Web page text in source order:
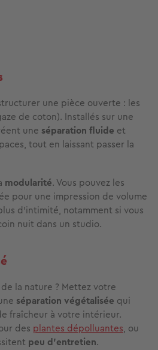
une pièce ouverte : les
de coton). Installés sur une
une séparation fluide et
tout en laissant passer la
modularité. Vous pouvez les
pour une impression de volume
d’intimité, notamment si vous
nuit dans un studio.
la nature ? Mettez votre
séparation végétalisée qui
fraîcheur à votre intérieur.
des plantes dépolluantes, ou
peu d’entretien.